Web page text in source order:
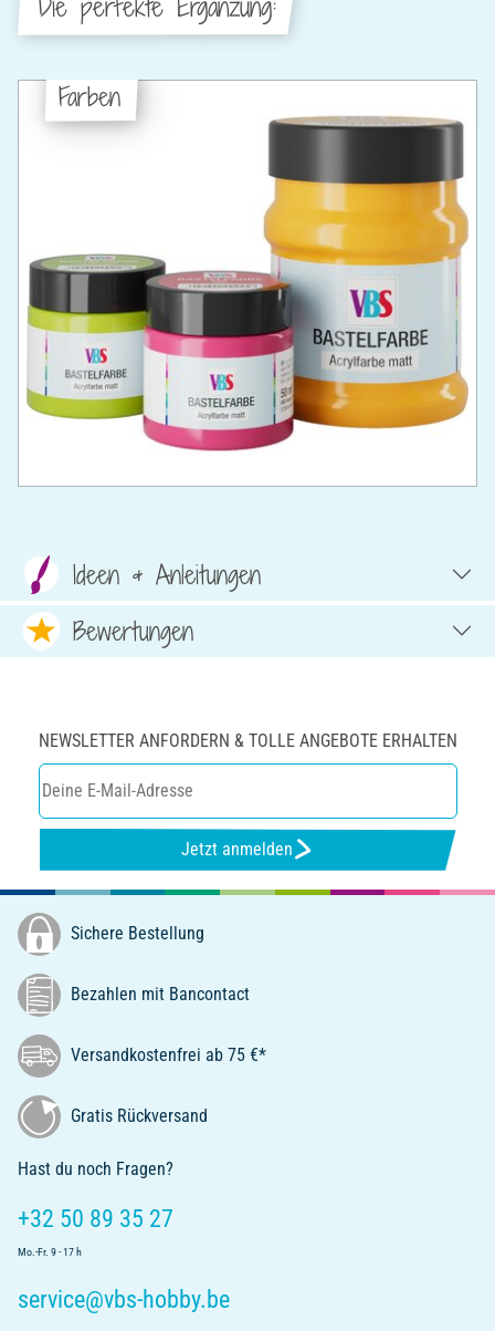
Farben
Ideen & Anleitungen
Bewertungen
NEWSLETTER ANFORDERN & TOLLE ANGEBOTE ERHALTEN
Jetzt anmelden
Sichere Bestellung
Bezahlen mit Bancontact
Versandkostenfrei ab 75 €*
Gratis Rückversand
Hast du noch Fragen?
+32 50 89 35 27
Mo.-Fr. 9 - 17 h
service@vbs-hobby.be